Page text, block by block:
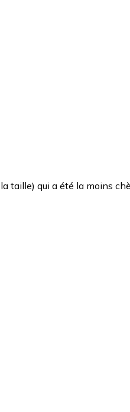
taille) qui a été la moins